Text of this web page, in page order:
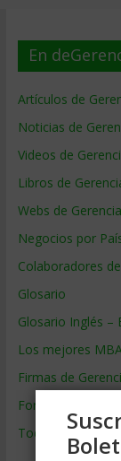
En
Artículos de
Noticias de
Videos de
Libros de
Webs de Gerencia
Negocios por
Colaboradores
Glosario
Glosario Inglés –
Los mejores
Firmas de
Formación de
Todos los Temas